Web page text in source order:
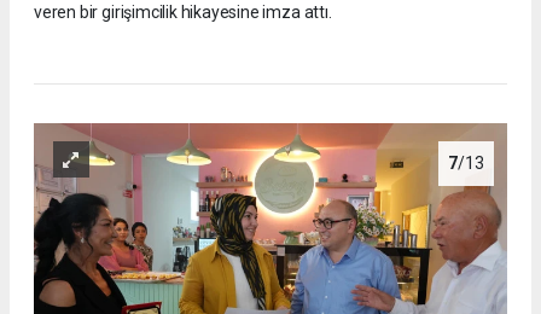
veren bir girişimcilik hikayesine imza attı.
7/13